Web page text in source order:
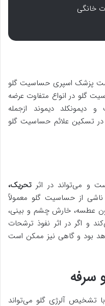
خانگی
پزشک اسپری حساسیت گلو
گلو در انواع متفاوت عرضه
دیمونکلد دیموند ازجمله
تسکین علائم حساسیت گلو
و می‌تواند در اثر تحریک،
ناشی از حساسیت گلو معمولاً
عطسه، خارش چشم و بینی،
و اگر در اثر نفوذ ترشحات
بود و گاهی نیز ممکن است
سرفه
تشخیص آلرژی گلو می‌تواند